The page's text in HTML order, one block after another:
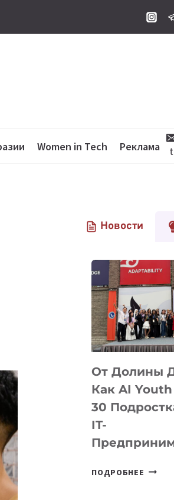
Women in Tech Реклама
Новости
От Долины
Как AI
30
IT-
ПОДРОБНЕЕ ОТ